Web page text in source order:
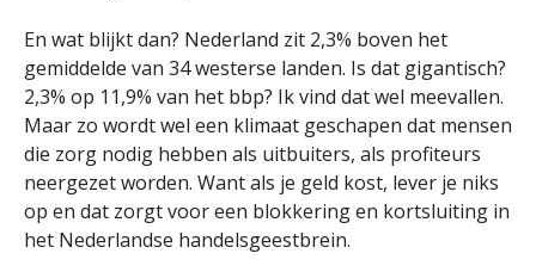
En wat blijkt dan? Nederland zit 2,3% boven het
gemiddelde van 34 westerse landen. Is dat gigantisch?
2,3% op 11,9% van het bbp? Ik vind dat wel meevallen.
Maar zo wordt wel een klimaat geschapen dat mensen
die zorg nodig hebben als uitbuiters, als profiteurs
neergezet worden. Want als je geld kost, lever je niks
op en dat zorgt voor een blokkering en kortsluiting in
het Nederlandse handelsgeestbrein.